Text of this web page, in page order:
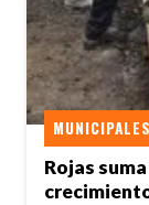
Rojas
MUNICIPALES